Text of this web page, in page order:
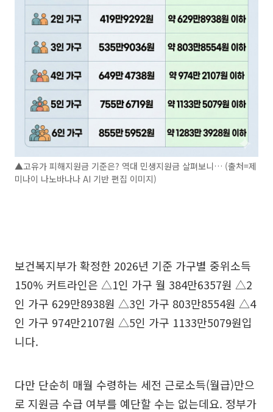
▲고유가 피해지원금 기준은? 역대 민생지원금 살펴보니… (출처=제
미나이 나노바나나 AI 기반 편집 이미지)
보건복지부가 확정한 2026년 기준 가구별 중위소득
150% 커트라인은 △1인 가구 월 384만6357원 △2
인 가구 629만8938원 △3인 가구 803만8554원 △4
인 가구 974만2107원 △5인 가구 1133만5079원입
니다.
다만 단순히 매월 수령하는 세전 근로소득(월급)만으
로 지원금 수급 여부를 예단할 수는 없는데요. 정부가